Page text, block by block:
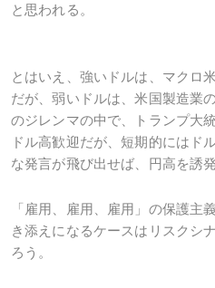
と思われる。
とはいえ、強いドルは、マクロ
だが、弱いドルは、米国製造業
のジレンマの中で、トランプ大
ドル高歓迎だが、短期的にはド
な発言が飛び出せば、円高を誘
「雇用、雇用、雇用」の保護主
き添えになるケースはリスクシ
ろう。